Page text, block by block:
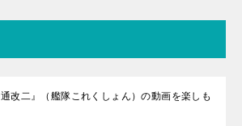
通改二』（艦隊これくしょん）の動画を楽しも